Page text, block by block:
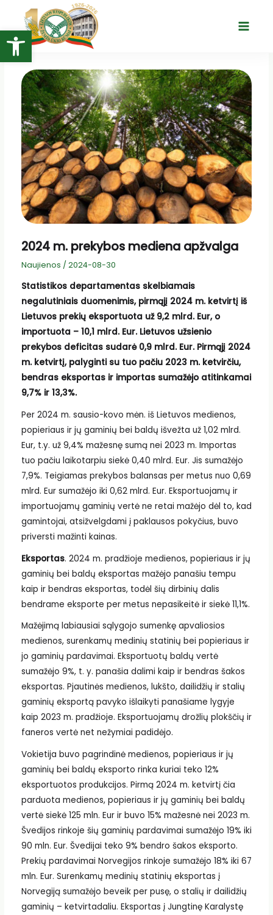
Open toolbar
turinio
Main
2024 m. prekybos mediena apžvalga
Naujienos / 2024-08-30
Statistikos departamentas skelbiamais
negalutiniais duomenimis, pirmąjį 2024 m. ketvirtį iš
Lietuvos prekių eksportuota už 9,2 mlrd. Eur, o
importuota – 10,1 mlrd. Eur. Lietuvos užsienio
prekybos deficitas sudarė 0,9 mlrd. Eur. Pirmąjį 2024
m. ketvirtį, palyginti su tuo pačiu 2023 m. ketvirčiu,
bendras eksportas ir importas sumažėjo atitinkamai
9,7% ir 13,3%.
Per 2024 m. sausio-kovo mėn. iš Lietuvos medienos,
popieriaus ir jų gaminių bei baldų išvežta už 1,02 mlrd.
Eur, t.y. už 9,4% mažesnę sumą nei 2023 m. Importas
tuo pačiu laikotarpiu siekė 0,40 mlrd. Eur. Jis sumažėjo
7,9%. Teigiamas prekybos balansas per metus nuo 0,69
mlrd. Eur sumažėjo iki 0,62 mlrd. Eur. Eksportuojamų ir
importuojamų gaminių vertė ne retai mažėjo dėl to, kad
gamintojai, atsižvelgdami į paklausos pokyčius, buvo
priversti mažinti kainas.
Eksportas. 2024 m. pradžioje medienos, popieriaus ir jų
gaminių bei baldų eksportas mažėjo panašiu tempu
kaip ir bendras eksportas, todėl šių dirbinių dalis
bendrame eksporte per metus nepasikeitė ir siekė 11,1%.
Mažėjimą labiausiai sąlygojo sumenkę apvaliosios
medienos, surenkamų medinių statinių bei popieriaus ir
jo gaminių pardavimai. Eksportuotų baldų vertė
sumažėjo 9%, t. y. panašia dalimi kaip ir bendras šakos
eksportas. Pjautinės medienos, lukšto, dailidžių ir stalių
gaminių eksportą pavyko išlaikyti panašiame lygyje
kaip 2023 m. pradžioje. Eksportuojamų drožlių plokščių ir
faneros vertė net nežymiai padidėjo.
Vokietija buvo pagrindinė medienos, popieriaus ir jų
gaminių bei baldų eksporto rinka kuriai teko 12%
eksportuotos produkcijos. Pirmą 2024 m. ketvirtį čia
parduota medienos, popieriaus ir jų gaminių bei baldų
vertė siekė 125 mln. Eur ir buvo 15% mažesnė nei 2023 m.
Švedijos rinkoje šių gaminių pardavimai sumažėjo 19% iki
90 mln. Eur. Švedijai teko 9% bendro šakos eksporto.
Prekių pardavimai Norvegijos rinkoje sumažėjo 18% iki 67
mln. Eur. Surenkamų medinių statinių eksportas į
Norvegiją sumažėjo beveik per pusę, o stalių ir dailidžių
gaminių – ketvirtadaliu. Eksportas į Jungtinę Karalystę